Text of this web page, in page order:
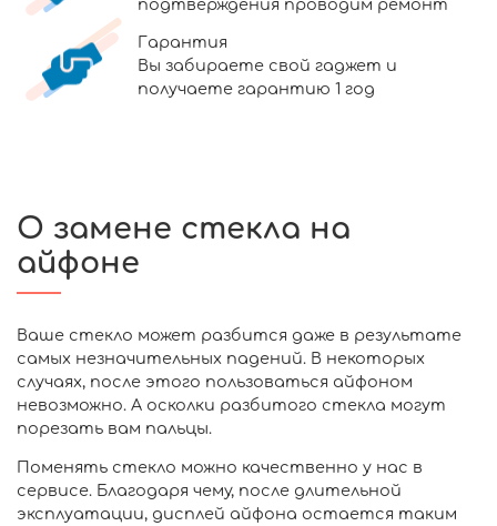
подтверждения проводим ремонт
Гарантия
Вы забираете свой гаджет и
получаете гарантию 1 год
О замене стекла на
айфоне
Ваше стекло может разбится даже в результате
самых незначительных падений. В некоторых
случаях, после этого пользоваться айфоном
невозможно. А осколки разбитого стекла могут
порезать вам пальцы.
Поменять стекло можно качественно у нас в
сервисе. Благодаря чему, после длительной
эксплуатации, дисплей айфона остается таким